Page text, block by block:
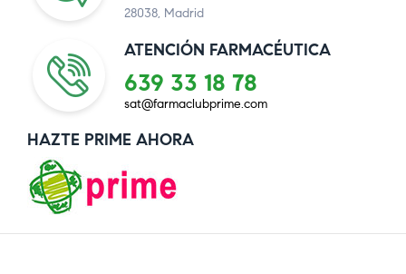
28038, Madrid
ATENCIÓN FARMACÉUTICA
639 33 18 78
sat@farmaclubprime.com
HAZTE PRIME AHORA